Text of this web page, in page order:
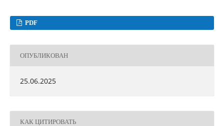
PDF
ОПУБЛИКОВАН
25.06.2025
КАК ЦИТИРОВАТЬ